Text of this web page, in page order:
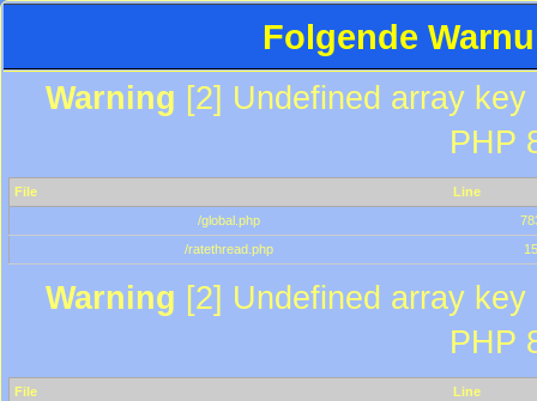
Folgende
Warning [2] Undefined array
PHP
File
Line
/global.php
/ratethread.php
15
Warning [2] Undefined array
PHP
File
Line